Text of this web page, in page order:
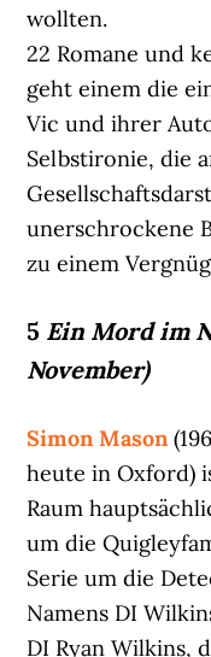
wollten.
22 Romane und
geht einem die
Vic und ihrer
Selbstironie, die
unerschrockene
zu einem
5 Ein Mord im
November)
Simon Mason
heute in Oxford)
Raum
um die
Serie um die
Namens DI
DI Ryan Wilkins,